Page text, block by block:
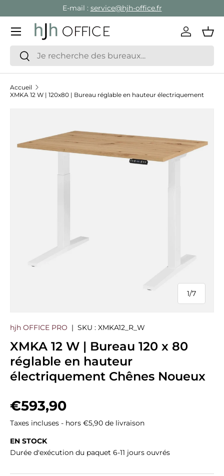
Aller au contenu
E-mail : service@hjh-office.fr
Recherche
Rechercher
Se
Menu
Accueil
XMKA 12 W | 120x80 | Bureau réglable en hauteur électriquement
1/
de
7
hjh OFFICE PRO | SKU : XMKA12_R_W
XMKA 12 W | Bureau 120 x 80
réglable en hauteur
électriquement Chênes Noueux
Prix habituel
€593,90
Taxes incluses - hors €5,90 de livraison
EN STOCK
Durée d'exécution du paquet 6-11 jours ouvrés